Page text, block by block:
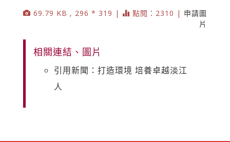
69.79 KB , 296 * 319 | 點閱：2310 | 申請圖
片
相關連結、圖片
引用新聞：打造環境 培養卓越淡江
人